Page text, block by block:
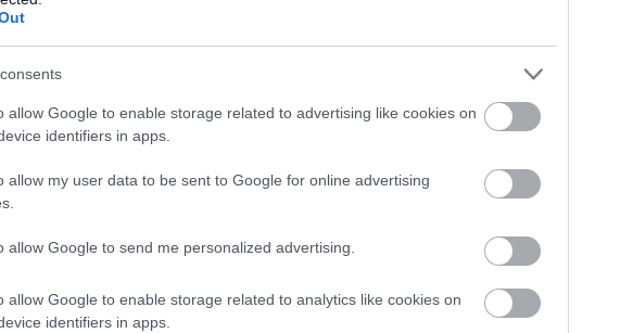
allow Google to enable storage related to advertising like cookies on
identifiers in apps.
allow my user data to be sent to Google for online advertising
allow Google to send me personalized advertising.
allow Google to enable storage related to analytics like cookies on
identifiers in apps.
μπορούν να απευθύνονται στον Υπεύθυνο
κ. Χαράλαμπο Τσώκο (6983461932), καθώς
κ. Παναγιώτη Ματράκα (6986395737).
σε διαρκή ετοιμότητα και δίπλα
από τη Βοιωτία:
δεν είναι ατύχημα,
είναι έγκλημα
συνεχιζόμενο
07.08.2026 | 15:00
Μεγάλη προσοχή
δρόμος έχει γεμίσει
Εύβοια